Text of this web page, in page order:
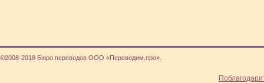
©2008-2018 Бюро переводов ООО «Переводим.про».